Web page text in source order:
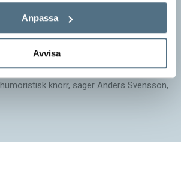
Anpassa
Avvisa
Hjovisst älskar vi
ordvitsar alltid går hem. En bra
ett träffsäkert budskap om
knorr, säger Anders Svensson,